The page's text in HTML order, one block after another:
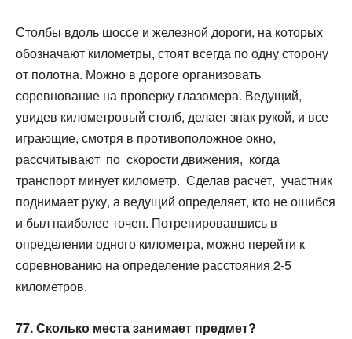
Столбы вдоль шоссе и железной дороги, на которых
обозначают километры, стоят всегда по одну сторону
от полотна. Можно в дороге организовать
соревнование на проверку глазомера. Ведущий,
увидев километровый столб, делает знак рукой, и все
играющие, смотря в противоположное окно,
рассчитывают по скорости движения, когда
транспорт минует километр. Сделав расчет, участник
поднимает руку, а ведущий определяет, кто не ошибся
и был наиболее точен. Потренировавшись в
определении одного километра, можно перейти к
соревнованию на определение расстояния 2-5
километров.
77. Сколько места занимает предмет?